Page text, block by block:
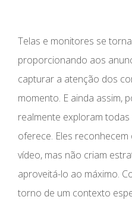
Telas e monitores se
proporcionando aos
capturar a atenção dos
momento. E ainda assim,
realmente exploram
oferece. Eles
vídeo, mas não criam
aproveitá-lo ao máximo.
torno de um contexto